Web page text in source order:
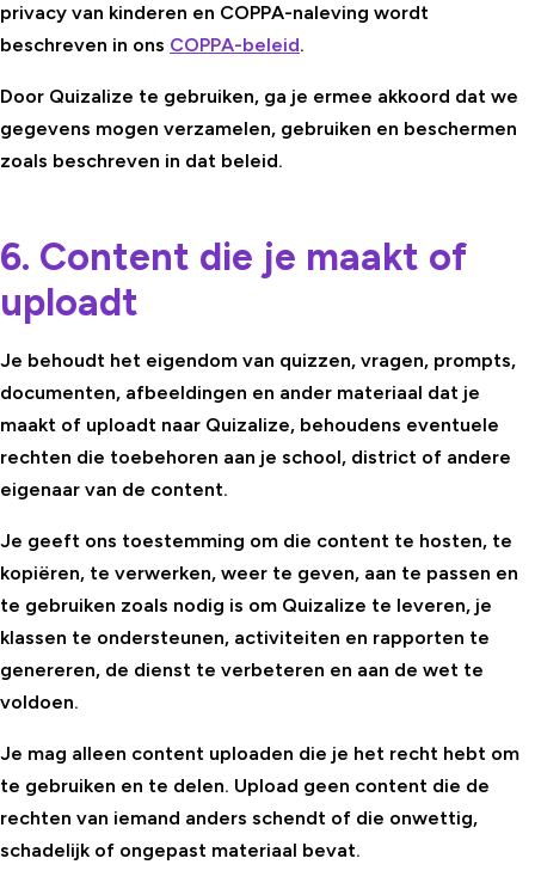
privacy van kinderen en COPPA-naleving wordt
beschreven in ons COPPA-beleid.
Door Quizalize te gebruiken, ga je ermee akkoord dat we
gegevens mogen verzamelen, gebruiken en beschermen
zoals beschreven in dat beleid.
6. Content die je maakt of
uploadt
Je behoudt het eigendom van quizzen, vragen, prompts,
documenten, afbeeldingen en ander materiaal dat je
maakt of uploadt naar Quizalize, behoudens eventuele
rechten die toebehoren aan je school, district of andere
eigenaar van de content.
Je geeft ons toestemming om die content te hosten, te
kopiëren, te verwerken, weer te geven, aan te passen en
te gebruiken zoals nodig is om Quizalize te leveren, je
klassen te ondersteunen, activiteiten en rapporten te
genereren, de dienst te verbeteren en aan de wet te
voldoen.
Je mag alleen content uploaden die je het recht hebt om
te gebruiken en te delen. Upload geen content die de
rechten van iemand anders schendt of die onwettig,
schadelijk of ongepast materiaal bevat.